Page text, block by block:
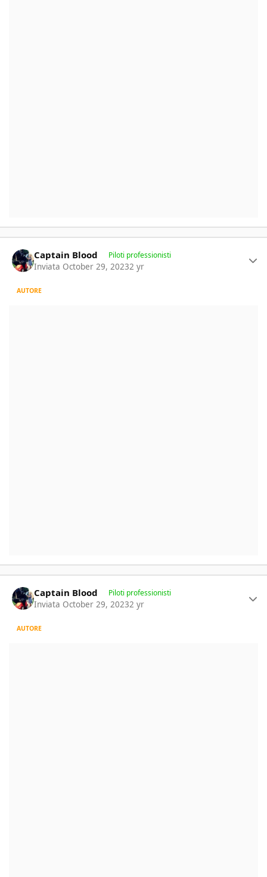
Captain Blood Piloti professionisti
Inviata October 29, 20232 yr
AUTORE
Captain Blood Piloti professionisti
Inviata October 29, 20232 yr
AUTORE